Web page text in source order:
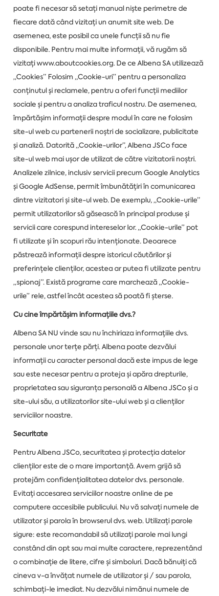
poate fi necesar să setați manual niște perimetre de
fiecare dată când vizitați un anumit site web. De
asemenea, este posibil ca unele funcții să nu fie
disponibile. Pentru mai multe informații, vă rugăm să
vizitați www.aboutcookies.org. De ce Albena SA utilizează
„Cookies” Folosim „Cookie-uri” pentru a personaliza
conținutul și reclamele, pentru a oferi funcții mediilor
sociale și pentru a analiza traficul nostru. De asemenea,
împărtășim informații despre modul în care ne folosim
site-ul web cu partenerii noștri de socializare, publicitate
și analiză. Datorită „Cookie-urilor”, Albena JSCo face
site-ul web mai ușor de utilizat de către vizitatorii noștri.
Analizele zilnice, inclusiv servicii precum Google Analytics
și Google AdSense, permit îmbunătățiri în comunicarea
dintre vizitatori și site-ul web. De exemplu, „Cookie-urile”
permit utilizatorilor să găsească în principal produse și
servicii care corespund intereselor lor. „Cookie-urile” pot
fi utilizate și în scopuri rău intenționate. Deoarece
păstrează informații despre istoricul căutărilor și
preferințele clienților, acestea ar putea fi utilizate pentru
„spionaj”. Există programe care marchează „Cookie-
urile” rele, astfel încât acestea să poată fi șterse.
Cu cine împărtășim informațiile dvs.?
Albena SA NU vinde sau nu închiriaza informațiile dvs.
personale unor terțe părți. Albena poate dezvălui
informații cu caracter personal dacă este impus de lege
sau este necesar pentru a proteja și apăra drepturile,
proprietatea sau siguranța personală a Albena JSCo și a
site-ului său, a utilizatorilor site-ului web și a clienților
serviciilor noastre.
Securitate
Pentru Albena JSCo, securitatea și protecția datelor
clienților este de o mare importanță. Avem grijă să
protejăm confidențialitatea datelor dvs. personale.
Evitați accesarea serviciilor noastre online de pe
computere accesibile publicului. Nu vă salvați numele de
utilizator și parola în browserul dvs. web. Utilizați parole
sigure: este recomandabil să utilizați parole mai lungi
constând din opt sau mai multe caractere, reprezentând
o combinație de litere, cifre și simboluri. Dacă bănuiți că
cineva v-a învățat numele de utilizator și / sau parola,
schimbați-le imediat. Nu dezvălui nimănui numele de